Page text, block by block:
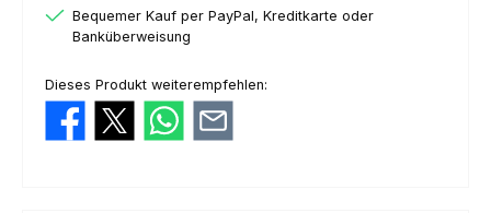
Bequemer Kauf per PayPal, Kreditkarte oder
Banküberweisung
Dieses Produkt weiterempfehlen: